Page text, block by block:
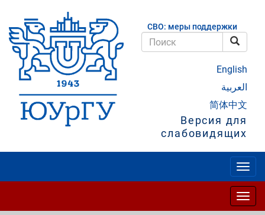
основному
содержанию
СВО: меры поддержки
English
العربية
简体中文
Версия для
слабовидящих